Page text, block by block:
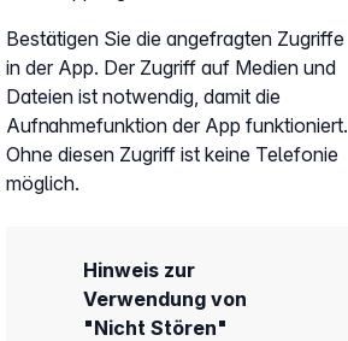
Bestätigen Sie die angefragten Zugriffe
in der App. Der Zugriff auf Medien und
Dateien ist notwendig, damit die
Aufnahmefunktion der App funktioniert.
Ohne diesen Zugriff ist keine Telefonie
möglich.
Hinweis zur
Verwendung von
"Nicht Stören"